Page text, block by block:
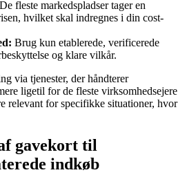
De fleste markedspladser tager en
hvilket skal indregnes i din cost-
Brug kun etablerede, verificerede
og klare vilkår.
via tjenester, der håndterer
ligetil for de fleste virksomhedsejere
relevant for specifikke situationer, hvor
gavekort til
indkøb